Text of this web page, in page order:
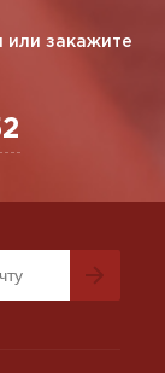
или закажите